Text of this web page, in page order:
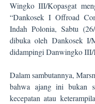
Wingko III/Kopasgat
“Dankosek I Offroad
Indah Polonia, Sabtu
dibuka oleh Dankosek I/
didampingi Danwingko
Dalam sambutannya,
bahwa ajang ini bukan
kecepatan atau